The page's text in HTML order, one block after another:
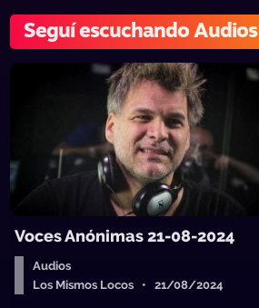
Seguí escuchando Audios
Voces Anónimas 21-08-2024
Audios
Los Mismos Locos • 21/08/2024